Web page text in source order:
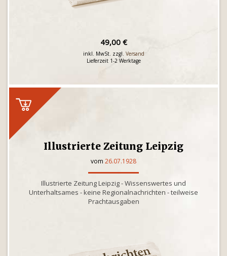
49,00 €
inkl. MwSt. zzgl. Versand
Lieferzeit 1-2 Werktage
Illustrierte Zeitung Leipzig
vom 26.07.1928
Illustrierte Zeitung Leipzig - Wissenswertes und
Unterhaltsames - keine Regionalnachrichten - teilweise
Prachtausgaben